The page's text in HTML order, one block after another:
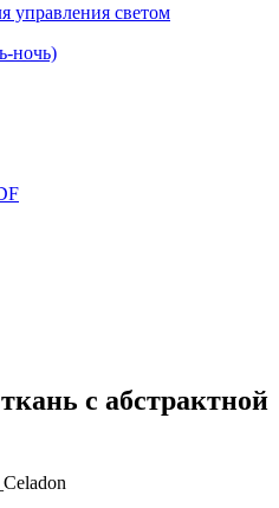
ночь)
с абстрактной